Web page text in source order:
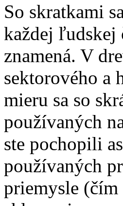
So skratkami
každej ľudskej
znamená. V
sektorového a
mieru sa so
používaných
ste pochopili
používaných
priemysle